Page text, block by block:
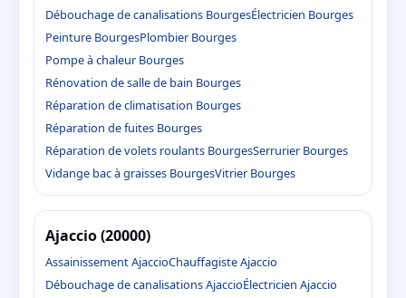
Débouchage de canalisations BourgesÉlectricien Bourges
Peinture BourgesPlombier Bourges
Pompe à chaleur Bourges
Rénovation de salle de bain Bourges
Réparation de climatisation Bourges
Réparation de fuites Bourges
Réparation de volets roulants BourgesSerrurier Bourges
Vidange bac à graisses BourgesVitrier Bourges
Ajaccio (20000)
Assainissement AjaccioChauffagiste Ajaccio
Débouchage de canalisations AjaccioÉlectricien Ajaccio